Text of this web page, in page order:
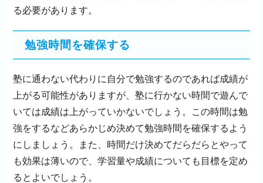
る必要があります。
勉強時間を確保する
塾に通わない代わりに自分で勉強するのであれば成績が
上がる可能性がありますが、塾に行かない時間で遊んで
いては成績は上がっていかないでしょう。この時間は勉
強をするなどあらかじめ決めて勉強時間を確保するよう
にしましょう。また、時間だけ決めてだらだらとやって
も効果は薄いので、学習量や成績についても目標を定め
るとよいでしょう。